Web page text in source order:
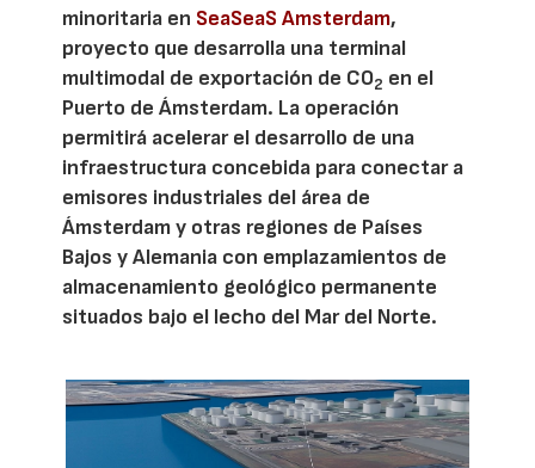
minoritaria en SeaSeaS Amsterdam,
proyecto que desarrolla una terminal
multimodal de exportación de CO2 en el
Puerto de Ámsterdam. La operación
permitirá acelerar el desarrollo de una
infraestructura concebida para conectar a
emisores industriales del área de
Ámsterdam y otras regiones de Países
Bajos y Alemania con emplazamientos de
almacenamiento geológico permanente
situados bajo el lecho del Mar del Norte.